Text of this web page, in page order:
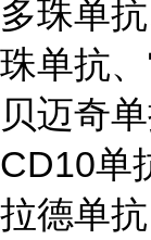
多珠单
珠单抗
贝迈奇
CD10单
拉德单抗